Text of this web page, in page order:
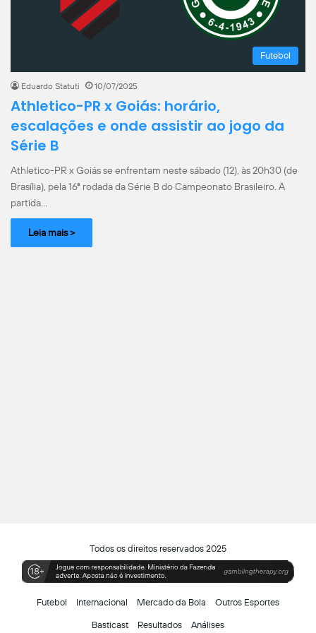
Futebol
Eduardo Statuti 10/07/2025
Athletico-PR x Goiás: horário,
escalações e onde assistir ao jogo da
Série B
Athletico-PR x Goiás se enfrentam neste sábado (12), às 20h30 (de
Brasília), pela 16ª rodada da Série B do Campeonato Brasileiro. A
partida…
Leia mais >
Todos os direitos reservados 2025
Futebol Internacional Mercado da Bola Outros Esportes
Basticast Resultados Análises